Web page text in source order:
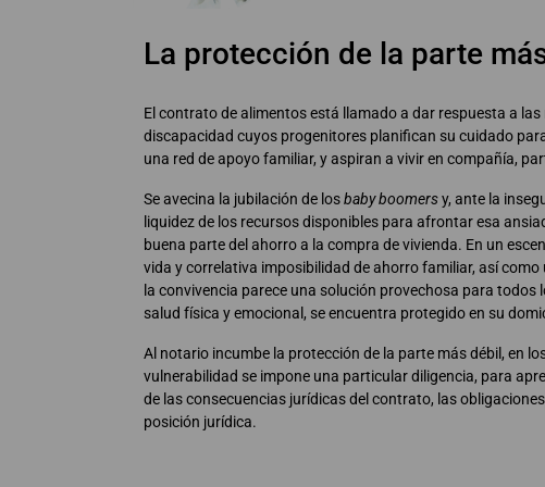
La protección de la parte
El contrato de alimentos está llamado a dar respuesta a
discapacidad cuyos progenitores planifican su cuidado
una red de apoyo familiar, y aspiran a vivir en compañía,
Se avecina la jubilación de losbaby boomersy, ante la
liquidez de los recursos disponibles para afrontar esa
buena parte del ahorro a la compra de vivienda. En un
vida y correlativa imposibilidad de ahorro familiar, así
la convivencia parece una solución provechosa para
salud física y emocional, se encuentra protegido en su
Al notario incumbe la protección de la parte más débil, en
vulnerabilidad se impone una particular diligencia, para
de las consecuencias jurídicas del contrato, las
posición jurídica.